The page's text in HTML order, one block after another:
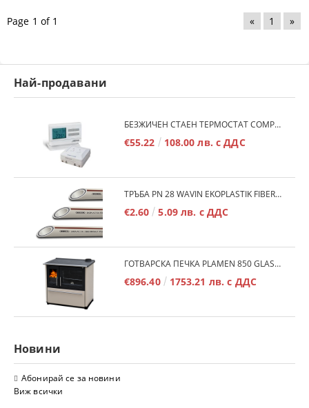
Page 1 of 1 « 1 »
Най-продавани
БЕЗЖИЧЕН СТАЕН ТЕРМОСТАТ COMPUTHERM Q7RF
€55.22 108.00 лв. с ДДС
ТРЪБА PN 28 WAVIN EKOPLASTIK FIBER BASALT PLUS - 3М/БР.
€2.60 5.09 лв. с ДДС
ГОТВАРСКА ПЕЧКА PLAMEN 850 GLAS 11KW
€896.40 1753.21 лв. с ДДС
Новини
Абонирай се за новини
Виж всички